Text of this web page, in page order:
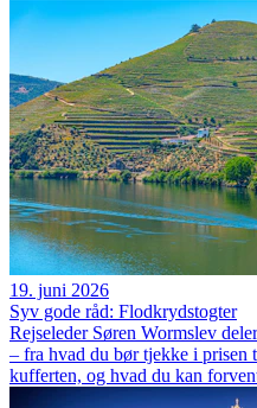
19. juni 2026
Syv gode råd: Flodkrydstogter
Rejseleder Søren Wormslev
– fra hvad du bør tjekke i prisen
kufferten, og hvad du kan